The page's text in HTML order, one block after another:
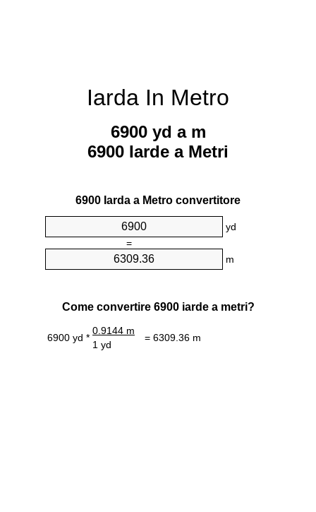
Iarda In Metro
6900 yd a m
6900 Iarde a Metri
6900 Iarda a Metro convertitore
yd
=
m
Come convertire 6900 iarde a metri?
6900 yd *
0.9144 m
= 6309.36 m
1 yd